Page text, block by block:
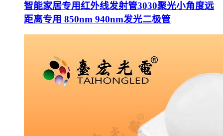
智能家居专用红外线发射管3030聚光小角度远
距离专用 850nm 940nm发光二极管